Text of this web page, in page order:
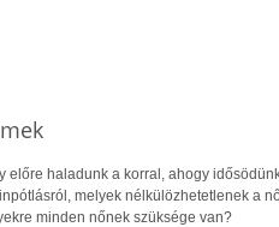
előre haladunk a korral, ahogy
melyek nélkülözhetetlenek a
minden nőnek szüksége van?